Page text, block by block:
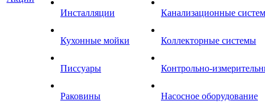
Инсталляции
Кухонные мойки
Писсуары
Раковины
Канализационные
Коллекторные системы
Контрольно-
Насосное оборудование